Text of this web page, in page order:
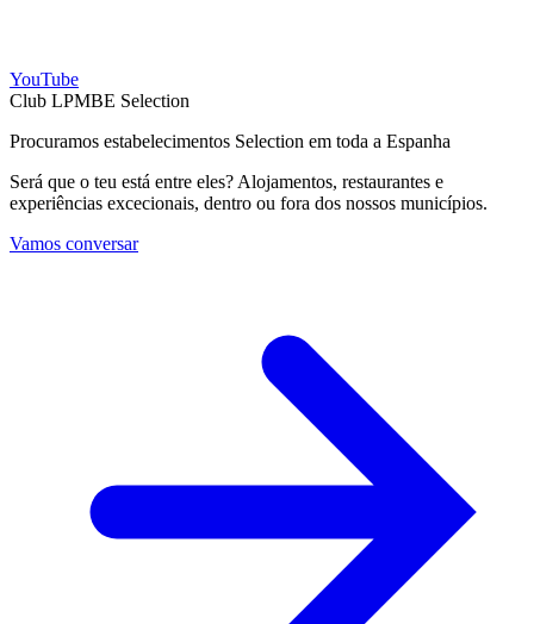
YouTube
Club LPMBE Selection
Procuramos estabelecimentos Selection em toda a Espanha
Será que o teu está entre eles? Alojamentos, restaurantes e
experiências excecionais, dentro ou fora dos nossos municípios.
Vamos conversar